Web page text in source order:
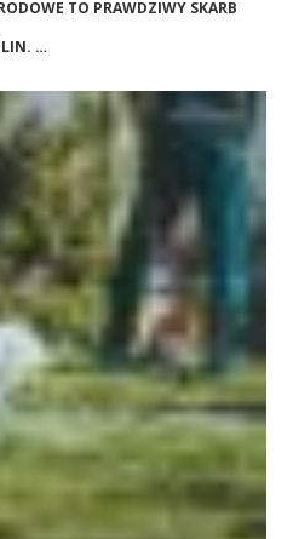
TO PRAWDZIWY SKARB
…